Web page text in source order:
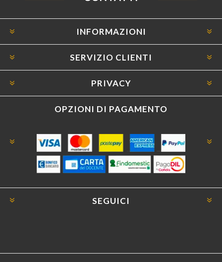
INFORMAZIONI
SERVIZIO CLIENTI
PRIVACY
OPZIONI DI PAGAMENTO
SEGUICI